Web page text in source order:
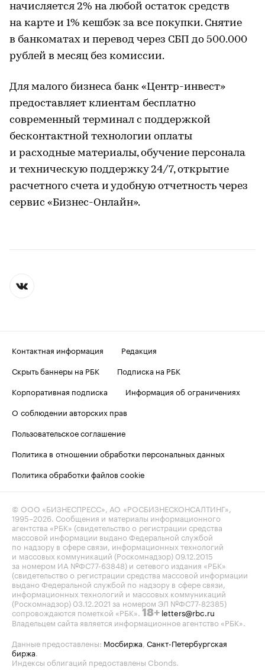
начисляется 2% на любой остаток средств
на карте и 1% кешбэк за все покупки. Снятие
в банкоматах и перевод через СБП до 500.000
рублей в месяц без комиссии.
Для малого бизнеса банк «Центр-инвест»
предоставляет клиентам бесплатно
современный терминал с поддержкой
бесконтактной технологии оплаты
и расходные материалы, обучение персонала
и техническую поддержку 24/7, открытие
расчетного счета и удобную отчетность через
сервис «Бизнес-Онлайн».
Контактная информация
Редакция
Скрыть баннеры на РБК
Подписка на РБК
Корпоративная подписка
Информация об ограничениях
О соблюдении авторских прав
Пользовательское соглашение
Политика в отношении обработки персональных данных
Политика обработки файлов cookie
© ООО «БИЗНЕСПРЕСС», АО «РОСБИЗНЕСКОНСАЛТИНГ»,
1995–2026. Сообщения и материалы информационного
агентства «РБК» (свидетельство о регистрации средства
массовой информации выдано Федеральной службой
по надзору в сфере связи, информационных технологий
и массовых коммуникаций (Роскомнадзор) 09.12.2015
за номером ИА №ФС77-63848) и сетевого издания «РБК»
(свидетельство о регистрации средства массовой информации
выдано Федеральной службой по надзору в сфере связи,
информационных технологий и массовых коммуникаций
(Роскомнадзор) 03.12.2021 за номером ЭЛ №ФС77-82385)
сопровождаются пометкой «РБК». 18+ letters@rbc.ru
Владельцем сайта является информационное агентство «РБК».
Данные предоставлены: Мосбиржа, Санкт-Петербургская
биржа.
Индексы облигаций предоставлены Cbonds.